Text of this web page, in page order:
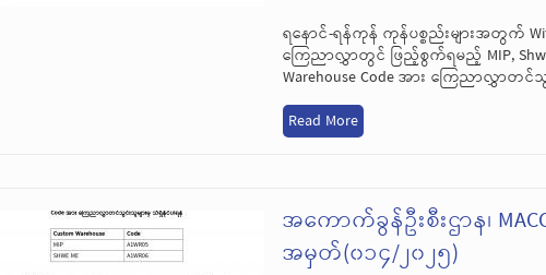
ရနောင်-ရန်ကုန် ကုန်ပစ္စည်းများအတွက်
ကြေညာလွှာတွင် ဖြည့်စွက်ရမည့် MIP,
Warehouse Code အား ကြေညာလွှာတ
Read More
အကောက်ခွန်ဦးစီးဌာန၊
အမှတ်(၀၁၄/၂၀၂၅)